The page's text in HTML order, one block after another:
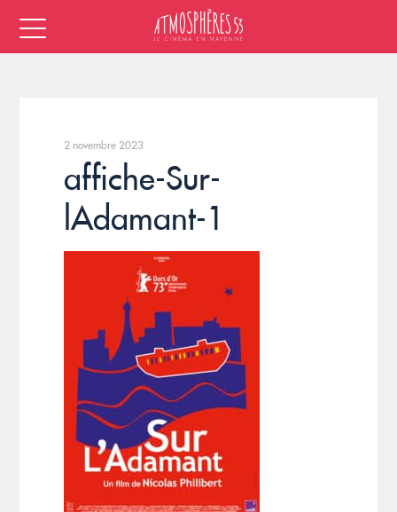
2 novembre 2023
affiche-Sur-
lAdamant-1